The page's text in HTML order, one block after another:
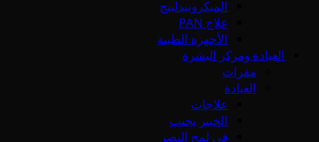
الميكرونيدلينج
علاج PAN
الأجهزة الطبية
العيادة ومركز البشرة
مقرات
العيادة
علاجات
الخبير يجيب
في لمح البصر